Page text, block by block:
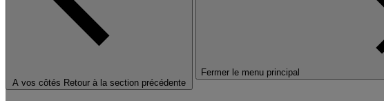
A vos côtés Retour à la section précédente
Fermer le menu principal